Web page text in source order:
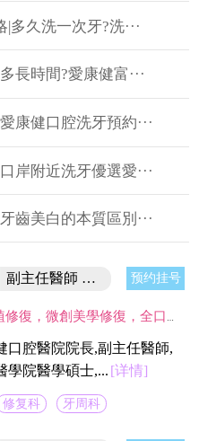
久洗一次牙?洗···
長時間?愛康健富···
康健口腔洗牙預約···
岸附近洗牙優選愛···
齒美白的本質區別···
副主任醫師 醫院院長/碩士 预约挂号
合重建等；熟練應用口腔顯微鏡並在顯微放大設備下進行種植手術、牙周美學手術及各類修復操作。熟練處理牙周病及牙體缺失、四環素、氟斑牙的全口美學修復工作，對於顯微治療有深入研究，具有豐富的口腔全科診療經驗。
口腔醫院院長,副主任醫師,
學院醫學碩士,... [详情]
修复科 牙周科